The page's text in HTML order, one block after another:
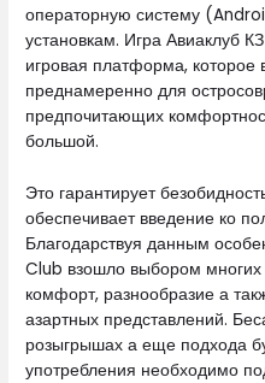
операторную систему
установкам. Игра Авиаклуб
игровая платформа, которое
преднамеренно для
предпочитающих
большой.
Это гарантирует
обеспечивает введение ко
Благодарствуя данным
Club взошло выбором
комфорт, разнообразие а
азартных представлений.
розыгрышах а еще подхода
употребления необходимо